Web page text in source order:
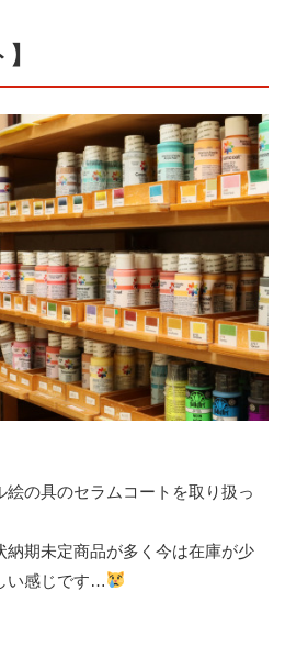
絵の具のセラムコートを取り扱っ
納期未定商品が多く今は在庫が少
い感じです…